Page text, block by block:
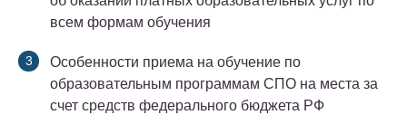
всем формам обучения
Особенности приема на обучение по
образовательным программам СПО на места за
счет средств федерального бюджета РФ